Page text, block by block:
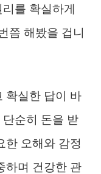
를 확실하게
쯤 해봤을 겁니
확실한 답이 바
순히 돈을 받
한 오해와 감정
하며 건강한 관